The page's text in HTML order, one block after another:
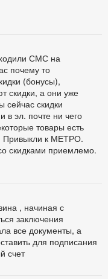
СМС на
почему то
(бонусы),
скидки, а они уже
сейчас скидки
в эл. почте ни чего
товары есть
Привыкли к МЕТРО.
скидками приемлемо.
, начиная с
заключения
все документы, а
для подписания
счет